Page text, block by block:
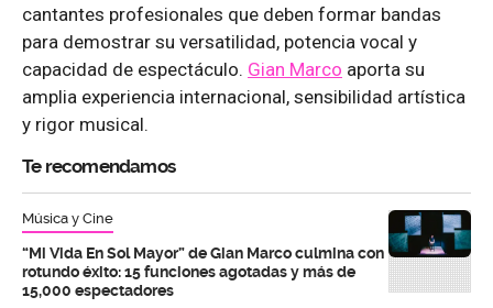
cantantes profesionales que deben formar bandas
para demostrar su versatilidad, potencia vocal y
capacidad de espectáculo. Gian Marco aporta su
amplia experiencia internacional, sensibilidad artística
y rigor musical.
Te recomendamos
Música y Cine
“Mi Vida En Sol Mayor” de Gian Marco culmina con
rotundo éxito: 15 funciones agotadas y más de
15,000 espectadores